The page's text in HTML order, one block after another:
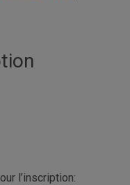
l’inscription: